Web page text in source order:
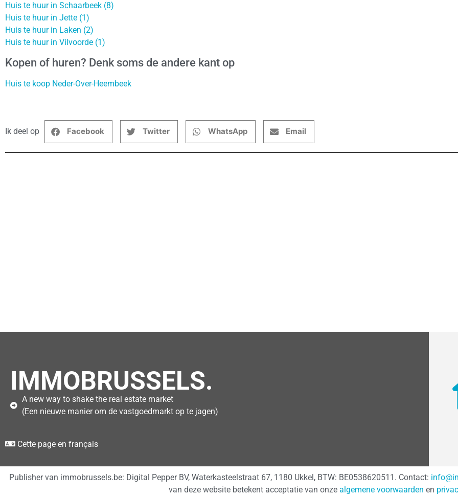
Huis te huur in Schaarbeek (8)
Huis te huur in Jette (1)
Huis te huur in Laken (2)
Huis te huur in Vilvoorde (1)
Kopen of huren? Denk soms de andere kant op
Huis te koop Neder-Over-Heembeek
Ik deel op Facebook Twitter WhatsApp Email
IMMOBRUSSELS.
A new way to shake the real estate market
(Een nieuwe manier om de vastgoedmarkt op te jagen)
Cette page en français
Publisher van immobrussels.be: Digital Pepper BV, Waterkasteelstraat 67, 1180 Ukkel, BTW: BE0538620511. Contact:
van deze website betekent acceptatie van onze algemene voorwaarden en